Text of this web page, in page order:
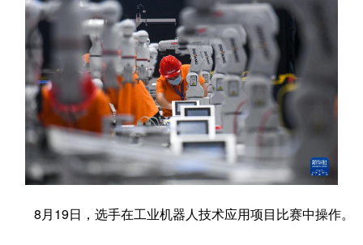
书画 健康
访谈 视频 图片
法律 中央文件 金融 汽车
食品 人居 信息化 数字经济
学术中国 乡村振兴 银龄 溯源中国
8月19日，选手在工业机器人技术应用项目比赛中操作。